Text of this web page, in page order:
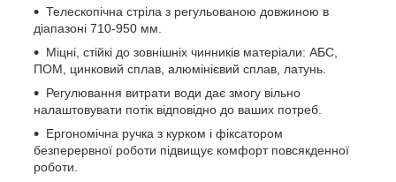
Телескопічна стріла з регульованою довжиною в
діапазоні 710-950 мм.
Міцні, стійкі до зовнішніх чинників матеріали: АБС,
ПОМ, цинковий сплав, алюмінієвий сплав, латунь.
Регулювання витрати води дає змогу вільно
налаштовувати потік відповідно до ваших потреб.
Ергономічна ручка з курком і фіксатором
безперервної роботи підвищує комфорт повсякденної
роботи.